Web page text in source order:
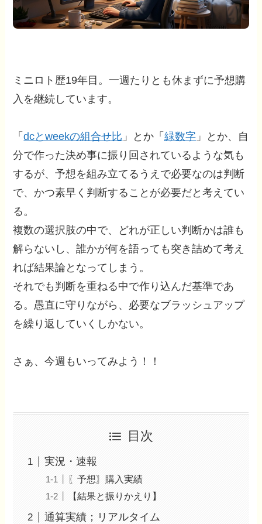
ミニロト歴19年目。一週たりとも休まずに予想購
入を継続しています。
「dcとweekの組合せ比 」とか「緑数字 」とか、自
分で作った決め事に振り回されているような気も
するが、予想を組み立てるうえで必要なのは判断
で、かつ素早く判断することが必要だと考えてい
る。
複数の選択肢の中で、どれが正しい判断かは誰も
解らないし、誰かが何を語っても突き詰めて考え
れば結果論となってしまう。
それでも判断を重ねる中で作り込んだ基準であ
る。愚直に守りながら、必要なブラッシュアップ
を繰り返していくしかない。
さぁ、今週もいってみよう！！
目次
実況・速報
〖予想〗購入実績
【結果と振りかえり】
通算実績；リアルタイム